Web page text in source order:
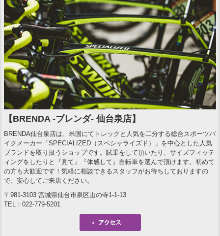
【BRENDA -ブレンダ- 仙台泉店】
BRENDA仙台泉店は、米国にてトレックと人気を二分する総合スポーツバ
イクメーカー「SPECIALIZED（スペシャライズド）」を中心とした人気
ブランドを取り扱うショップです。試乗をして頂いたり、サイズフィッテ
ィングをしたりと『見て』『体感して』自転車を選んで頂けます。初めて
の方も大歓迎です！気軽に相談できるスタッフがお待ちしておりますの
で、安心してご来店ください。
〒981-3103 宮城県仙台市泉区山の寺1-1-13
TEL：022-779-5201